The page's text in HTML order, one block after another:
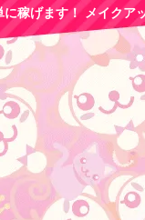
稼げます！ メイクア